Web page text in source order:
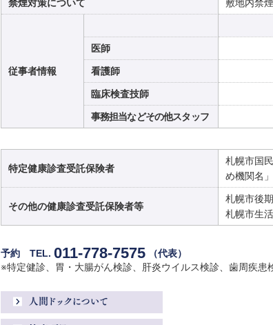
禁煙対策について 敷地内禁煙
従事者情報
医師
看護師
臨床検査技師
事務担当などその他スタッフ
特定健康診査受託保険者
札幌市国
め機関名
その他の健康診査受託保険者等
札幌市後
札幌市生
予約 TEL. 011-778-7575
（代表）
※特定健診、胃・大腸がん検診、肝炎ウイルス検診、歯周疾患